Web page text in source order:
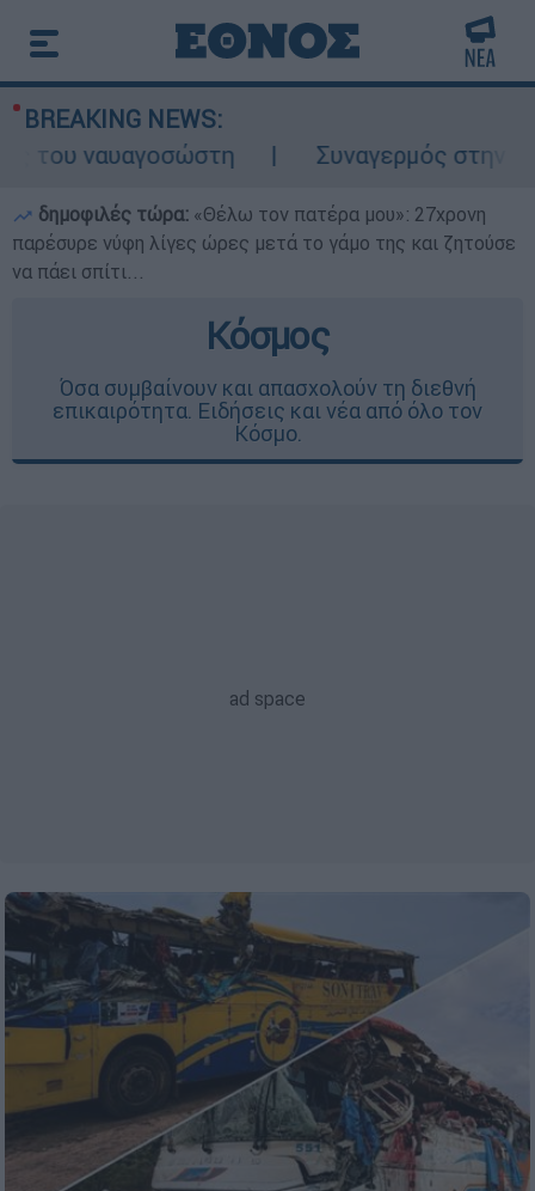
BREAKING NEWS:
ναυαγοσώστη
Συναγερμός στην
δημοφιλές τώρα: «Θέλω τον πατέρα μου»: 27χρονη
παρέσυρε νύφη λίγες ώρες μετά το γάμο της και ζητούσε
να πάει σπίτι...
Κόσμος
Όσα συμβαίνουν και απασχολούν τη διεθνή
επικαιρότητα. Ειδήσεις και νέα από όλο τον
Κόσμο.